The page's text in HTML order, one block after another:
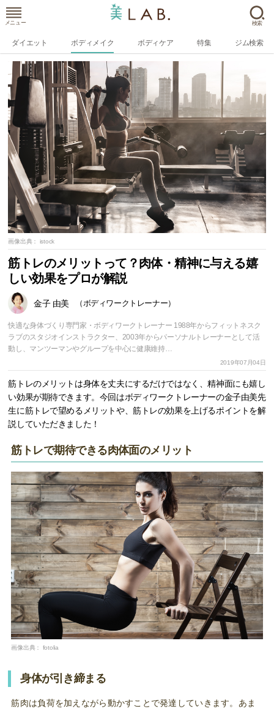
メニュー 検索
ダイエット ボディメイク ボディケア 特集 ジム検索
画像出典： istock
筋トレのメリットって？肉体・精神に与える嬉
しい効果をプロが解説
金子 由美 （ボディワークトレーナー）
快適な身体づくり専門家・ボディワークトレーナー 1988年からフィットネスク
ラブのスタジオインストラクター、2003年からパーソナルトレーナーとして活
動し、マンツーマンやグループを中心に健康維持…
2019年07月04日
筋トレのメリットは身体を丈夫にするだけではなく、精神面にも嬉し
い効果が期待できます。今回はボディワークトレーナーの金子由美先
生に筋トレで望めるメリットや、筋トレの効果を上げるポイントを解
説していただきました！
筋トレで期待できる肉体面のメリット
画像出典： fotolia
身体が引き締まる
筋肉は負荷を加えながら動かすことで発達していきます。あま